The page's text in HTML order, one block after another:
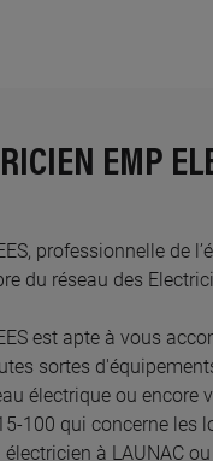
EMP
professionnelle de
du réseau des
est apte à vous
sortes
électrique ou encore
100 qui concerne les
à LAUNAC